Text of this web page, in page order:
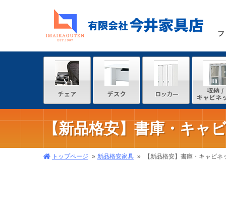
【新品格安】書庫・キャ
トップページ 新品格安家具 【新品格安】書庫・キャビネ